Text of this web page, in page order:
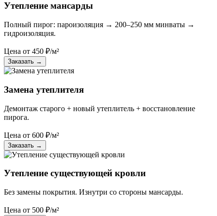
Утепление мансарды
Полный пирог: пароизоляция → 200–250 мм минваты →
гидроизоляция.
Цена от 450 ₽/м²
Заказать →
Замена утеплителя
Демонтаж старого + новый утеплитель + восстановление
пирога.
Цена от 600 ₽/м²
Заказать →
Утепление существующей кровли
Без замены покрытия. Изнутри со стороны мансарды.
Цена от 500 ₽/м²